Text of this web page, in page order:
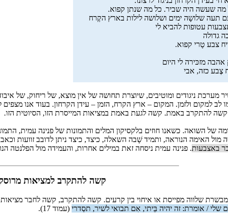
מה שעשה היה שביר. כל מה שנתן קפוא.
תעה שלושָה ימים ושלושה לילות בארץ הקֶרח
עטופות להביא לי
גדולה
צבע טָרי קפוא.
אהבה מזכּירה לי היום
צֶבע כזה, אבי
מערכת ניגודים ומוטיבים, שיוצרת תחושה של אין מוצא, של ריחוק, של
לב למקום ולזמן. המקום – ארץ הקרח, הזמן – עידן הקרחון. בעוד אנו
קשה להתקרב באמת. קשה לגעת באמת במציאות המייסרת הזו, הסיוטית הזו.
של השואה. כשאנו חוזים בלקסיקון המלים והתמונות של פנינה עמית,
האימה הנוראה, ותמיד שָׁבה השאלה, כיצד, כיצד ניתן לדובב זוועות
באצבעות. פנינה עמית ניסחה זאת במילים אחרות, והעמידה מול הפלנטה
קשה להתקרב למציאות
שלווה מפייסת או איחוי בין קרעים. קשה להתקרב, קשה לחבר
/ אומרת: זה יהיה בֵּיתי, אִם תבואי לשיר, תסַדרי (עמוד 17).